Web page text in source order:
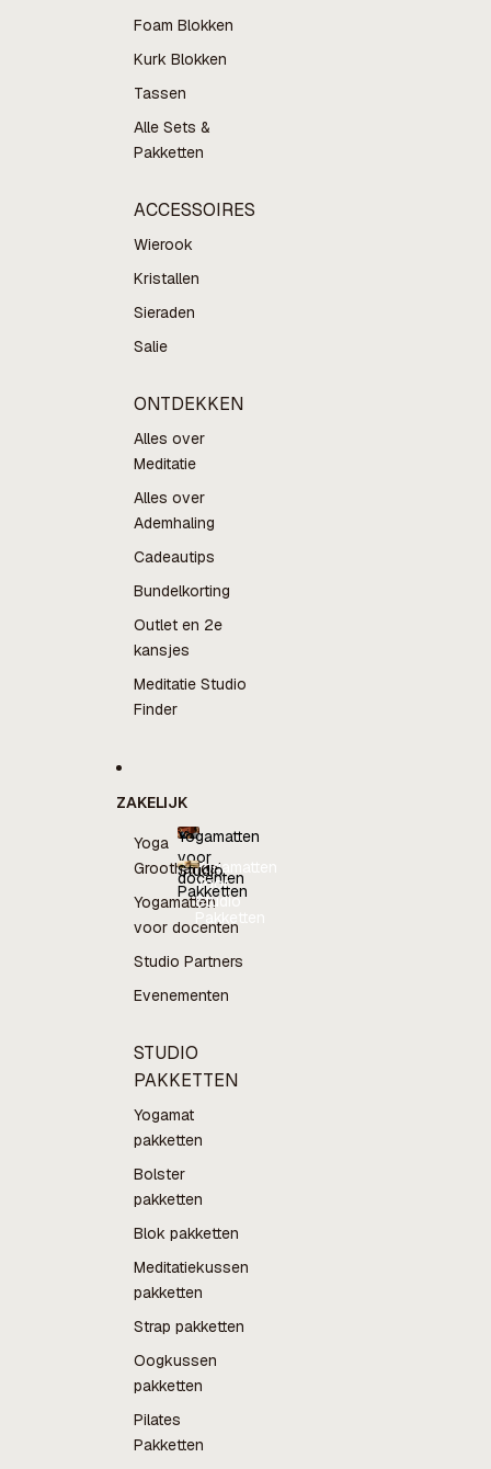
Foam Blokken
Kurk Blokken
Tassen
Alle Sets &
Pakketten
ACCESSOIRES
Wierook
Kristallen
Sieraden
Salie
ONTDEKKEN
Alles over
Meditatie
Alles over
Ademhaling
Cadeautips
Bundelkorting
Outlet en 2e
kansjes
Meditatie Studio
Finder
ZAKELIJK
Yoga
Groothandel
Yogamatten
voor docenten
Studio Partners
Evenementen
STUDIO
PAKKETTEN
Yogamat
pakketten
Bolster
pakketten
Blok pakketten
Meditatiekussen
pakketten
Strap pakketten
Oogkussen
pakketten
Pilates
Pakketten
Yogamatten
voor
docenten
Yogamatten
voor
docenten
Studio
Pakketten
Studio
Pakketten